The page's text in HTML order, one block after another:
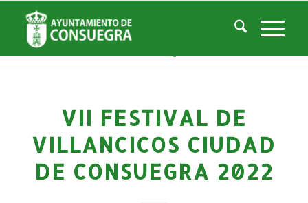
Noticias
Usted está aquí: Inicio / Noticias Cultura /
Actividades culturales y educativas
VII FESTIVAL DE
VILLANCICOS CIUDAD
DE CONSUEGRA 2022